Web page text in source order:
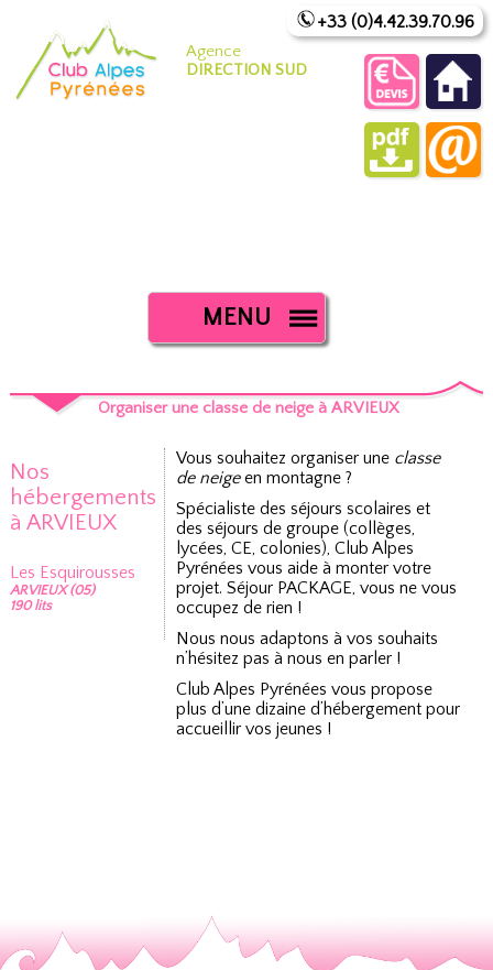
Agence
DIRECTION SUD
+33 (0)4.42.39.70.96
MENU
Organiser une classe de neige à ARVIEUX
Nos
hébergements
à ARVIEUX
Les Esquirousses
ARVIEUX (05)
190 lits
Vous souhaitez organiser une classe
de neigeen montagne ?
Spécialiste des séjours scolaires et
des séjours de groupe (collèges,
lycées, CE, colonies), Club Alpes
Pyrénées vous aide à monter votre
projet. Séjour PACKAGE, vous ne vous
occupez de rien !
Nous nous adaptons à vos souhaits
n’hésitez pas à nous en parler !
Club Alpes Pyrénées vous propose
plus d’une dizaine d’hébergement pour
accueillir vos jeunes !